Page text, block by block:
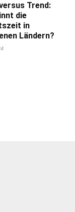
Trend:
die
in
Ländern?